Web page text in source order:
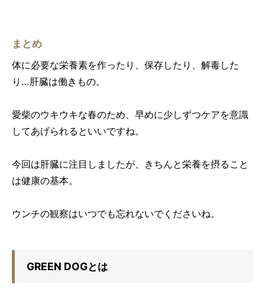
まとめ
体に必要な栄養素を作ったり、保存したり、解毒した
り…肝臓は働きもの。
愛柴のウキウキな春のため、早めに少しずつケアを意識
してあげられるといいですね。
今回は肝臓に注目しましたが、きちんと栄養を摂ること
は健康の基本。
ウンチの観察はいつでも忘れないでくださいね。
GREEN DOGとは